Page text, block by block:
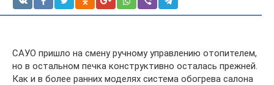
САУО пришло на смену ручному управлению отопителем,
но в остальном печка конструктивно осталась прежней.
Как и в более ранних моделях система обогрева салона